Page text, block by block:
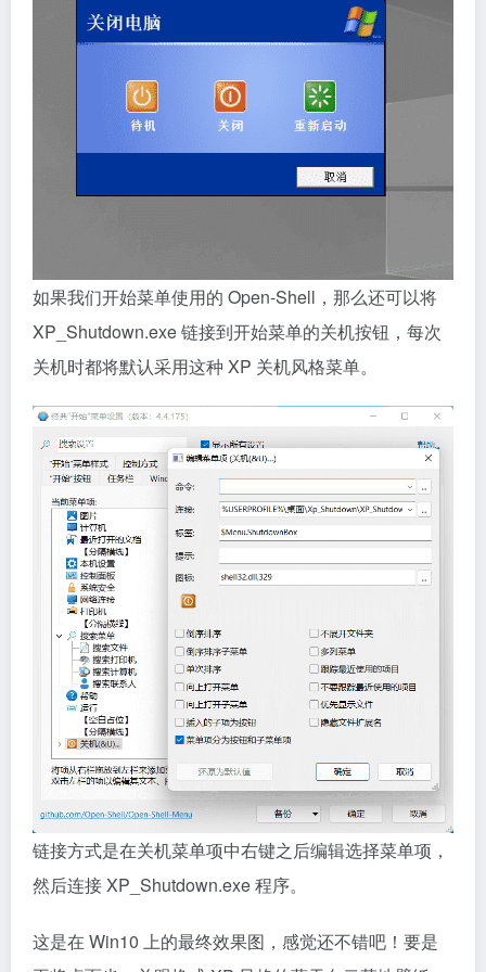
如果我们开始菜单使用的 Open-Shell，那么还可以将
XP_Shutdown.exe 链接到开始菜单的关机按钮，每次
关机时都将默认采用这种 XP 关机风格菜单。
链接方式是在关机菜单项中右键之后编辑选择菜单项，
然后连接 XP_Shutdown.exe 程序。
这是在 Win10 上的最终效果图，感觉还不错吧！要是